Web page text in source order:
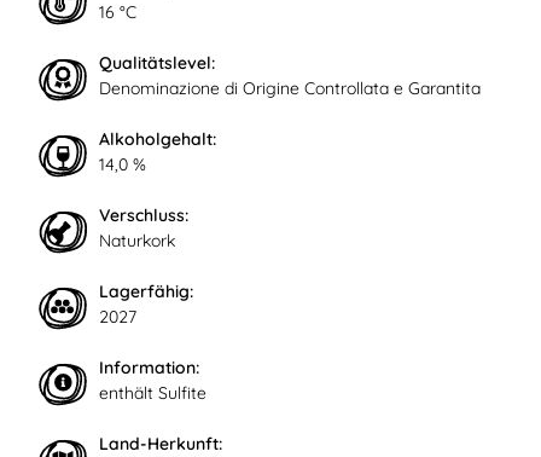
16 °C
Qualitätslevel:
Denominazione di Origine Controllata e Garantita
Alkoholgehalt:
14,0 %
Verschluss:
Naturkork
Lagerfähig:
2027
Information:
enthält Sulfite
Land-Herkunft: